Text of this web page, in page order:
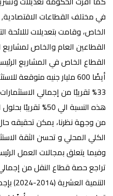
في مختلف القطاعات
الخاص، وقامت بتعديلات لللائحة
القطاعين العام والخاص لمشاريع
القطاع الخاص في المشاريع
أيضًا 600 مليار جنيه
من وجهة نظرنا، يمكن تحقيقه
الكلي المحلي و تحسن الثقة
وفيما يتعلق بمجالات العمل
تراجع حصة قطاع النقل من